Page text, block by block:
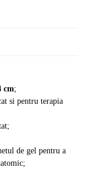
cm;
si pentru terapia
de gel pentru a